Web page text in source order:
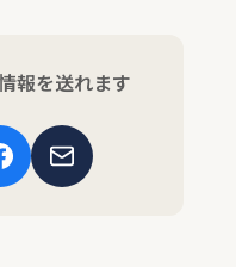
報を送れます